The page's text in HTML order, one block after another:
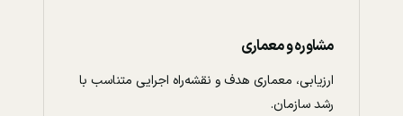
مشاوره و معماری
ارزیابی، معماری هدف و نقشه‌راه اجرایی متناسب با
رشد سازمان.